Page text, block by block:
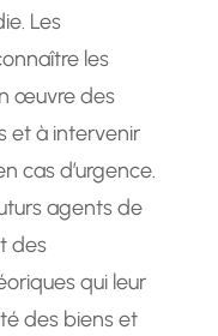
Les
les
œuvre des
et à intervenir
cas d’urgence.
agents de
des
qui leur
des biens et